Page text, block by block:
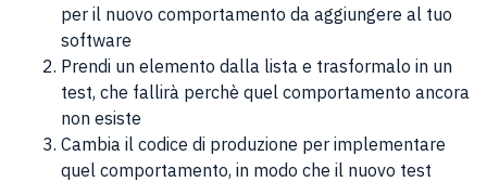
per il nuovo comportamento da aggiungere al tuo
software
Prendi un elemento dalla lista e trasformalo in un
test, che fallirà perchè quel comportamento ancora
non esiste
Cambia il codice di produzione per implementare
quel comportamento, in modo che il nuovo test